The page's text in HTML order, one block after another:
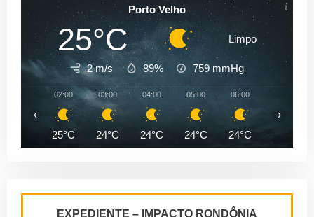
Porto Velho
25°C Limpo
2 m/s 89% 759 mmHg
02:00
25°C
03:00
24°C
04:00
24°C
05:00
24°C
06:00
24°C
‹ ›
EXPEDIENTE – IMPACTO RONDÔNIA